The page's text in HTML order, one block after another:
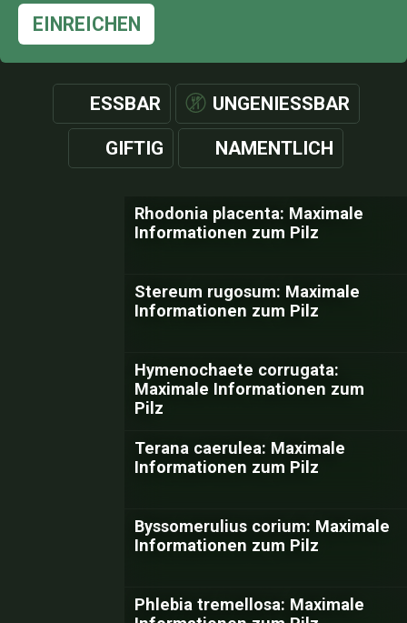
EINREICHEN
ESSBAR UNGENIESSBAR
GIFTIG NAMENTLICH
Rhodonia placenta: Maximale
Informationen zum Pilz
Stereum rugosum: Maximale
Informationen zum Pilz
Hymenochaete corrugata:
Maximale Informationen zum
Pilz
Terana caerulea: Maximale
Informationen zum Pilz
Byssomerulius corium: Maximale
Informationen zum Pilz
Phlebia tremellosa: Maximale